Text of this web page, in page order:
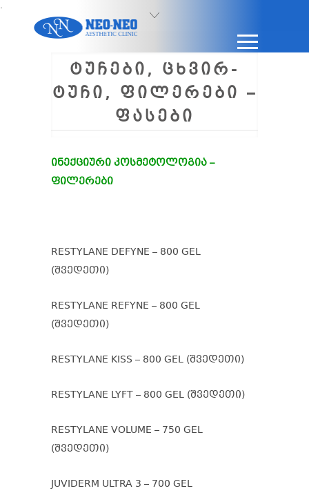
ᲢᲣᲩᲔᲑᲘ, ᲪᲮᲕᲘᲠ-
ᲢᲣᲩᲘ, ᲤᲘᲚᲔᲠᲔᲑᲘ –
ᲤᲐᲡᲔᲑᲘ
ინექციური კოსმეტოლოგია –
ფილერები
RESTYLANE DEFYNE – 800 GEL
(შვედეთი)
RESTYLANE REFYNE – 800 GEL
(შვედეთი)
RESTYLANE KISS – 800 GEL (შვედეთი)
RESTYLANE LYFT – 800 GEL (შვედეთი)
RESTYLANE VOLUME – 750 GEL
(შვედეთი)
JUVIDERM ULTRA 3 – 700 GEL